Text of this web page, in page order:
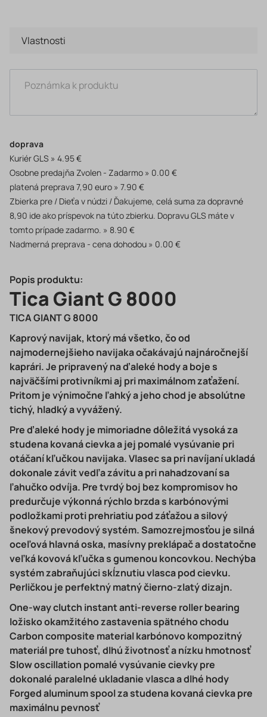
Vlastnosti
doprava
Kuriér GLS
4.95 €
Osobne predajňa Zvolen - Zadarmo
0.00 €
platená preprava 7,90 euro
7.90 €
Zbierka pre / Dieťa v núdzi / Ďakujeme, celá suma za dopravné
8,90 ide ako príspevok na túto zbierku. Dopravu GLS máte v
tomto prípade zadarmo.
8.90 €
Nadmerná preprava - cena dohodou
0.00 €
Popis produktu:
Tica Giant G 8000
TICA GIANT G 8000
Kaprový navijak, ktorý má všetko, čo od
najmodernejšieho navijaka očakávajú najnáročnejší
kaprári. Je pripravený na ďaleké hody a boje s
najväčšími protivníkmi aj pri maximálnom zaťažení.
Pritom je výnimočne ľahký a jeho chod je absolútne
tichý, hladký a vyvážený.
Pre ďaleké hody je mimoriadne dôležitá vysoká za
studena kovaná cievka a jej pomalé vysúvanie pri
otáčaní kľučkou navijaka. Vlasec sa pri navíjaní ukladá
dokonale závit vedľa závitu a pri nahadzovaní sa
ľahučko odvíja. Pre tvrdý boj bez kompromisov ho
predurčuje výkonná rýchlo brzda s karbónovými
podložkami proti prehriatiu pod záťažou a silový
šnekový prevodový systém. Samozrejmosťou je silná
oceľová hlavná oska, masívny preklápač a dostatočne
veľká kovová kľučka s gumenou koncovkou. Nechýba
systém zabraňujúci skĺznutiu vlasca pod cievku.
Perličkou je perfektný matný čierno-zlatý dizajn.
One-way clutch instant anti-reverse roller bearing
ložisko okamžitého zastavenia spätného chodu
Carbon composite material karbónovo kompozitný
materiál pre tuhosť, dlhú životnosť a nízku hmotnosť
Slow oscillation pomalé vysúvanie cievky pre
dokonalé paralelné ukladanie vlasca a dlhé hody
Forged aluminum spool za studena kovaná cievka pre
maximálnu pevnosť